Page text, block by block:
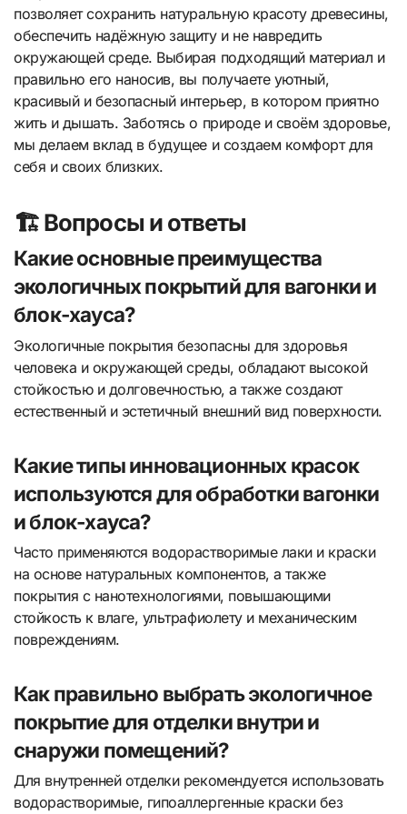
позволяет сохранить натуральную красоту древесины,
обеспечить надёжную защиту и не навредить
окружающей среде. Выбирая подходящий материал и
правильно его наносив, вы получаете уютный,
красивый и безопасный интерьер, в котором приятно
жить и дышать. Заботясь о природе и своём здоровье,
мы делаем вклад в будущее и создаем комфорт для
себя и своих близких.
🏗️ Вопросы и ответы
Какие основные преимущества
экологичных покрытий для вагонки и
блок-хауса?
Экологичные покрытия безопасны для здоровья
человека и окружающей среды, обладают высокой
стойкостью и долговечностью, а также создают
естественный и эстетичный внешний вид поверхности.
Какие типы инновационных красок
используются для обработки вагонки
и блок-хауса?
Часто применяются водорастворимые лаки и краски
на основе натуральных компонентов, а также
покрытия с нанотехнологиями, повышающими
стойкость к влаге, ультрафиолету и механическим
повреждениям.
Как правильно выбрать экологичное
покрытие для отделки внутри и
снаружи помещений?
Для внутренней отделки рекомендуется использовать
водорастворимые, гипоаллергенные краски без